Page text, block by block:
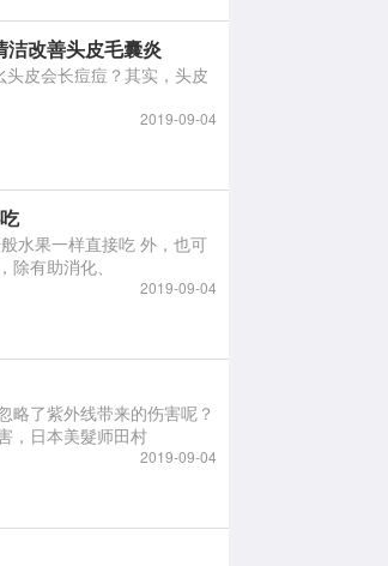
洁改善头皮毛囊炎
皮会长痘痘？其实，头皮
2019-09-04
有助消化、
2019-09-04
略了紫外线带来的伤害呢？
，日本美髮师田村
2019-09-04